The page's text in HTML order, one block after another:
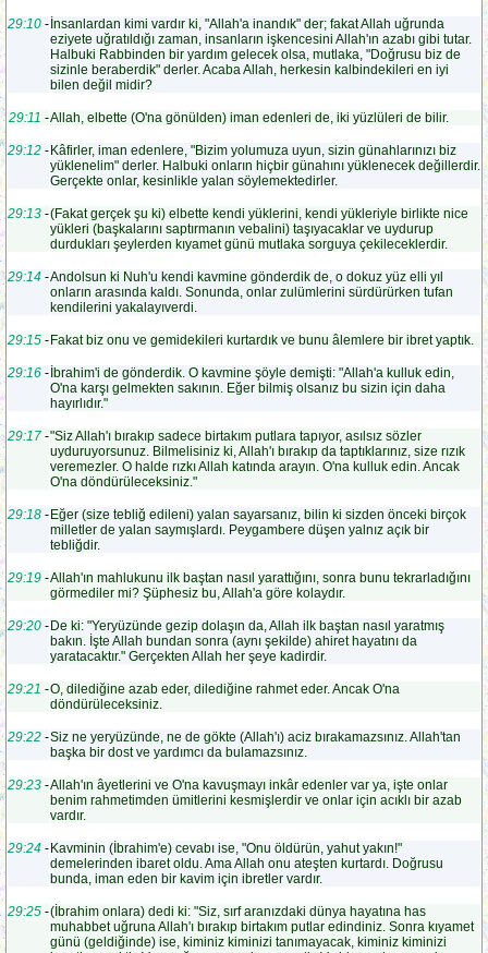
29:10 - İnsanlardan kimi vardır ki, "Allah'a inandık" der; fakat Allah uğrunda
eziyete uğratıldığı zaman, insanların işkencesini Allah'ın azabı gibi tutar.
Halbuki Rabbinden bir yardım gelecek olsa, mutlaka, "Doğrusu biz de
sizinle beraberdik" derler. Acaba Allah, herkesin kalbindekileri en iyi
bilen değil midir?
29:11 -Allah, elbette (O'na gönülden) iman edenleri de, iki yüzlüleri de bilir.
29:12 - Kâfirler, iman edenlere, "Bizim yolumuza uyun, sizin günahlarınızı biz
yüklenelim" derler. Halbuki onların hiçbir günahını yüklenecek değillerdir.
Gerçekte onlar, kesinlikle yalan söylemektedirler.
29:13 -(Fakat gerçek şu ki) elbette kendi yüklerini, kendi yükleriyle birlikte nice
yükleri (başkalarını saptırmanın vebalini) taşıyacaklar ve uydurup
durdukları şeylerden kıyamet günü mutlaka sorguya çekileceklerdir.
29:14 -Andolsun ki Nuh'u kendi kavmine gönderdik de, o dokuz yüz elli yıl
onların arasında kaldı. Sonunda, onlar zulümlerini sürdürürken tufan
kendilerini yakalayıverdi.
29:15 - Fakat biz onu ve gemidekileri kurtardık ve bunu âlemlere bir ibret yaptık.
29:16 - İbrahim'i de gönderdik. O kavmine şöyle demişti: "Allah'a kulluk edin,
O'na karşı gelmekten sakının. Eğer bilmiş olsanız bu sizin için daha
hayırlıdır."
29:17 -"Siz Allah'ı bırakıp sadece birtakım putlara tapıyor, asılsız sözler
uyduruyorsunuz. Bilmelisiniz ki, Allah'ı bırakıp da taptıklarınız, size rızık
veremezler. O halde rızkı Allah katında arayın. O'na kulluk edin. Ancak
O'na döndürüleceksiniz."
29:18 - Eğer (size tebliğ edileni) yalan sayarsanız, bilin ki sizden önceki birçok
milletler de yalan saymışlardı. Peygambere düşen yalnız açık bir
tebliğdir.
29:19 -Allah'ın mahlukunu ilk baştan nasıl yarattığını, sonra bunu tekrarladığını
görmediler mi? Şüphesiz bu, Allah'a göre kolaydır.
29:20 - De ki: "Yeryüzünde gezip dolaşın da, Allah ilk baştan nasıl yaratmış
bakın. İşte Allah bundan sonra (aynı şekilde) ahiret hayatını da
yaratacaktır." Gerçekten Allah her şeye kadirdir.
29:21 -O, dilediğine azab eder, dilediğine rahmet eder. Ancak O'na
döndürüleceksiniz.
29:22 -Siz ne yeryüzünde, ne de gökte (Allah'ı) aciz bırakamazsınız. Allah'tan
başka bir dost ve yardımcı da bulamazsınız.
29:23 -Allah'ın âyetlerini ve O'na kavuşmayı inkâr edenler var ya, işte onlar
benim rahmetimden ümitlerini kesmişlerdir ve onlar için acıklı bir azab
vardır.
29:24 - Kavminin (İbrahim'e) cevabı ise, "Onu öldürün, yahut yakın!"
demelerinden ibaret oldu. Ama Allah onu ateşten kurtardı. Doğrusu
bunda, iman eden bir kavim için ibretler vardır.
29:25 -(İbrahim onlara) dedi ki: "Siz, sırf aranızdaki dünya hayatına has
muhabbet uğruna Allah'ı bırakıp birtakım putlar edindiniz. Sonra kıyamet
günü (geldiğinde) ise, kiminiz kiminizi tanımayacak, kiminiz kiminizi